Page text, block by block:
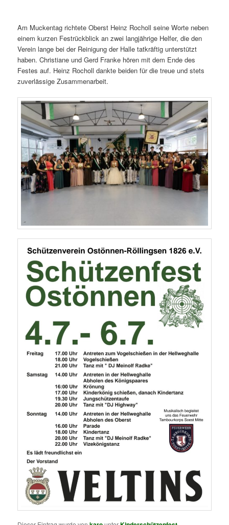
Am Muckentag richtete Oberst Heinz Rocholl seine Worte neben
einem kurzen Festrückblick an zwei langjährige Helfer, die den
Verein lange bei der Reinigung der Halle tatkräftig unterstützt
haben. Christiane und Gerd Franke hören mit dem Ende des
Festes auf. Heinz Rocholl dankte beiden für die treue und stets
zuverlässige Zusammenarbeit.